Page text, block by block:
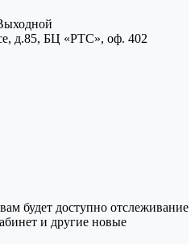
д.85, БЦ «РТС», оф. 402
будет доступно отслеживание
и другие новые